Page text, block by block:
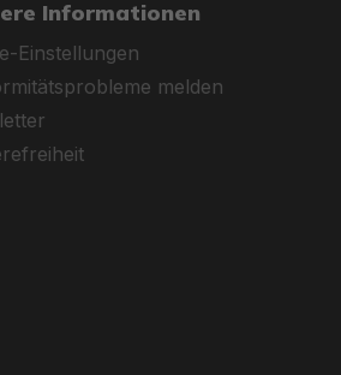
Informationen
Einstellungen
melden